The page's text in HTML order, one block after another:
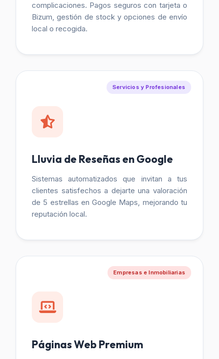
complicaciones. Pagos seguros con tarjeta o
Bizum, gestión de stock y opciones de envío
local o recogida.
Servicios y Profesionales
Lluvia de Reseñas en Google
Sistemas automatizados que invitan a tus
clientes satisfechos a dejarte una valoración
de 5 estrellas en Google Maps, mejorando tu
reputación local.
Empresas e Inmobiliarias
Páginas Web Premium